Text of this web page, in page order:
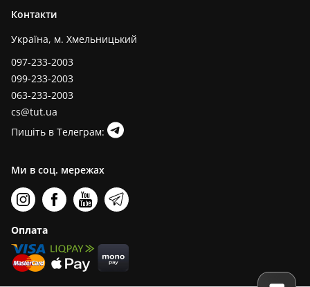
Контакти
Україна, м. Хмельницький
097-233-2003
099-233-2003
063-233-2003
cs@tut.ua
Пишіть в Телеграм:
Ми в соц. мережах
Оплата